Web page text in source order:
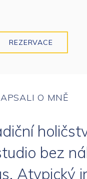
REZERVACE
O MNĚ
bez
Atypický